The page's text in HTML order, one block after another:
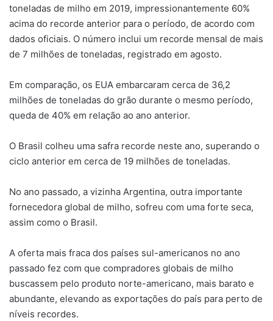
toneladas de milho em 2019, impressionantemente 60%
acima do recorde anterior para o período, de acordo com
dados oficiais. O número inclui um recorde mensal de mais
de 7 milhões de toneladas, registrado em agosto.
Em comparação, os EUA embarcaram cerca de 36,2
milhões de toneladas do grão durante o mesmo período,
queda de 40% em relação ao ano anterior.
O Brasil colheu uma safra recorde neste ano, superando o
ciclo anterior em cerca de 19 milhões de toneladas.
No ano passado, a vizinha Argentina, outra importante
fornecedora global de milho, sofreu com uma forte seca,
assim como o Brasil.
A oferta mais fraca dos países sul-americanos no ano
passado fez com que compradores globais de milho
buscassem pelo produto norte-americano, mais barato e
abundante, elevando as exportações do país para perto de
níveis recordes.